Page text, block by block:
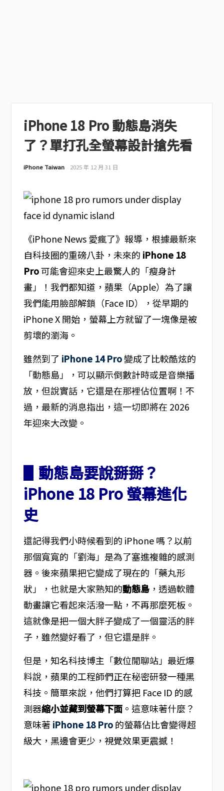
iPhone 18 Pro 動態島消失
了？單打孔全螢幕設計搶先看
iPhone Taiwan 2025 年 12 月 31 日
《iPhone News 愛瘋了》報導，根據最新來
自科技圈的重磅八卦，未來的 iPhone 18
Pro可能會迎來史上最驚人的「瘦身計
畫」！我們都知道，蘋果（Apple）為了讓
我們能用臉部解鎖（Face ID），從早期的
iPhone X 開始，螢幕上方就留了一塊像是被
剪壞的瀏海。
雖然到了 iPhone 14 Pro變成了比較酷炫的
「動態島」，可以顯示倒數計時或是音樂播
放，但說實話，它還是在那裡佔位置啊！不
過，最新的消息指出，這一切即將在 2026
年迎來大改變。
▋動態島要說掰掰？
iPhone 18 Pro 螢幕進化
史
還記得我們小時候看到的 iPhone 嗎？以前
那個寬寬的「劉海」是為了塞進複雜的感測
器。後來蘋果把它變成了現在的「藥丸形
狀」，也就是大家熟知的動態島，透過軟體
動畫讓它看起來活潑一點，不再那麼死板。
這就像是把一個大胖子變成了一個靈活的胖
子，雖然變好看了，但它還是胖。
但是，知名科技博主「數位閒聊站」最近爆
料說，蘋果的工程師們正在秘密研發一種黑
科技。簡單來說，他們打算把 Face ID 的感
測器縮小並藏到螢幕下面。這意味著什麼？
意味著 iPhone 18 Pro的螢幕佔比會變得超
級大，黑邊會更少，視覺效果更震撼！